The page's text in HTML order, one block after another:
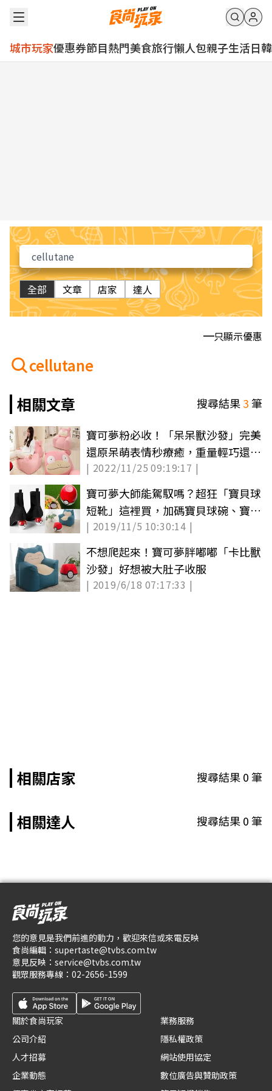
城市玩家優惠券節目熱門美食旅行懶人包親子生活日韓
全部 文章 店家 達人
只顯示優惠
cellutane
相關文章
搜尋結果3筆
寶可夢粉必收！「呆呆獸沙發」完美
還原呆萌表情秒療癒，重量輕巧還可
機洗
| 2022/11/25 09:19:17 |
寶可夢大師能駕馭嗎？超狂「寶貝球
短靴」這裡買，加碼寶貝球碗、寶貝
球椅
| 2019/11/5 10:30:14 |
不想爬起來！寶可夢胖嘟嘟「卡比獸
沙發」好想被大肚子收服
| 2019/6/18 07:17:33 |
相關店家 搜尋結果0筆
相關達人 搜尋結果0筆
您的意見是我們前進的動力，歡迎來信或來電反映
食尚編輯： supertaste@tvbs.com.tw
意見反映： service@tvbs.com.tw
觀眾服務專線： 02-2656-1599
關於食尚玩家
公司介紹
人才招募
企業動態
業務服務
隱私權政策
網站使用協定
數位廣告與贊助政策